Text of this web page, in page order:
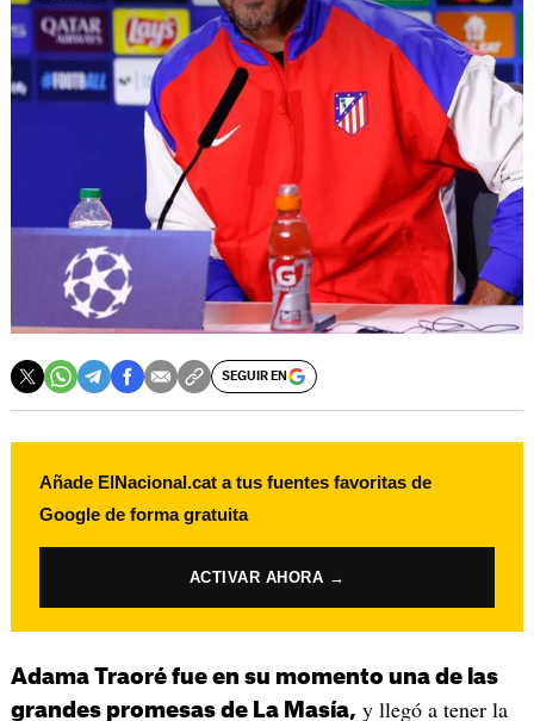
SEGUIR EN
Añade ElNacional.cat a tus fuentes favoritas de
Google de forma gratuita
ACTIVAR AHORA →
Adama Traoré fue en su momento una de las
grandes promesas de La Masía, y llegó a tener la